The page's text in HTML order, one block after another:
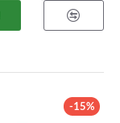
-15%